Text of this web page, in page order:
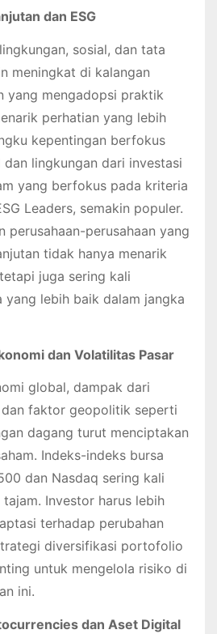
dan ESG
sosial, dan tata
meningkat di kalangan
yang mengadopsi praktik
perhatian yang lebih
kepentingan berfokus
lingkungan dari investasi
yang berfokus pada kriteria
Leaders, semakin populer.
perusahaan-perusahaan yang
tidak hanya menarik
juga sering kali
yang lebih baik dalam jangka
dan Volatilitas Pasar
global, dampak dari
dan faktor geopolitik seperti
dagang turut menciptakan
Indeks-indeks bursa
dan Nasdaq sering kali
Investor harus lebih
terhadap perubahan
diversifikasi portofolio
untuk mengelola risiko di
ini.
dan Aset Digital